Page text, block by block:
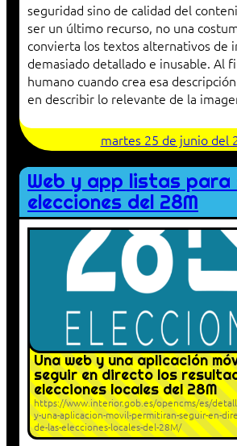
seguridad sino de calidad del
ser un último recurso, no una
convierta los textos alternativos de
demasiado detallado e inusable. Al
humano cuando crea esa
en describir lo relevante de la
martes 25 de junio del
Web y app listas para
elecciones del 28M
Una web y una aplicación
seguir en directo los
elecciones locales del 28M
https://www.interior.gob.es/opencms/es/
y-una-aplicacion-movil-permitiran-seguir-en-
de-las-elecciones-locales-del-28M/